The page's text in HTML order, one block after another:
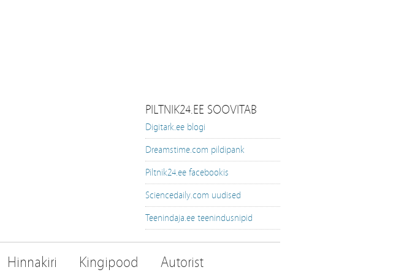
PILTNIK24.EE SOOVITAB
Digitark.ee blogi
Dreamstime.com pildipank
Piltnik24.ee facebookis
Sciencedaily.com uudised
Teenindaja.ee teenindusnipid
Hinnakiri Kingipood Autorist